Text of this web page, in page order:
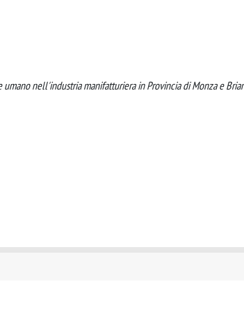
umano nell'industria manifatturiera in Provincia di Monza e